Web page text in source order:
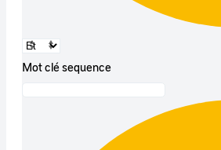
Mot clé sequence